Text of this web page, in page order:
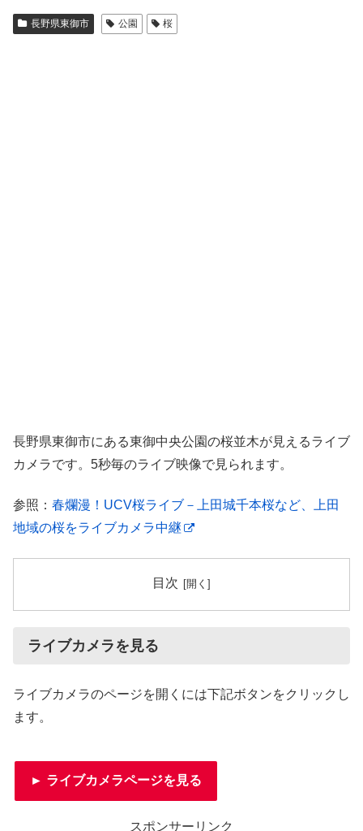
長野県東御市 公園 桜
長野県東御市にある東御中央公園の桜並木が見えるライブ
カメラです。5秒毎のライブ映像で見られます。
参照： 春爛漫！UCV桜ライブ－上田城千本桜など、上田
地域の桜をライブカメラ中継
目次
ライブカメラを見る
ライブカメラのページを開くには下記ボタンをクリックし
ます。
► ライブカメラページを見る
スポンサーリンク